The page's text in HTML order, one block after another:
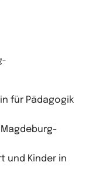
für Pädagogik
und Kinder in